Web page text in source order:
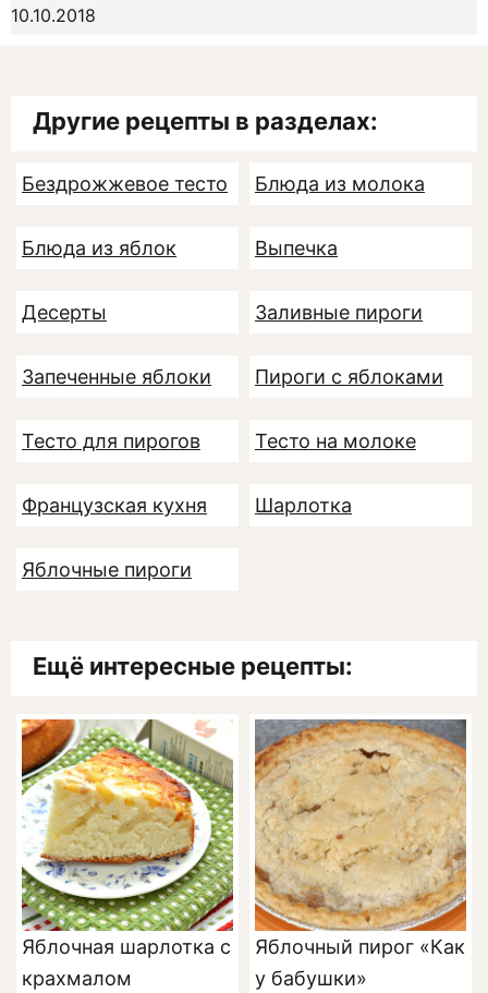
10.10.2018
Другие рецепты в разделах:
Бездрожжевое тесто Блюда из молока
Блюда из яблок Выпечка
Десерты Заливные пироги
Запеченные яблоки Пироги с яблоками
Тесто для пирогов Тесто на молоке
Французская кухня Шарлотка
Яблочные пироги
Ещё интересные рецепты:
Яблочная шарлотка с
крахмалом
Яблочный пирог «Как
у бабушки»